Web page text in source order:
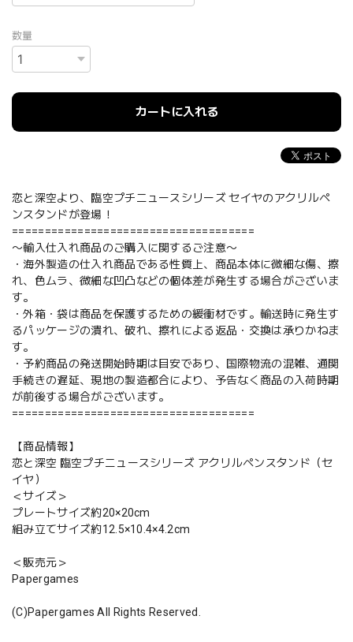
数量
カートに入れる
恋と深空より、臨空プチニュースシリーズ セイヤのアクリルペ
ンスタンドが登場！
=====================================
〜輸入仕入れ商品のご購入に関するご注意〜
・海外製造の仕入れ商品である性質上、商品本体に微細な傷、擦
れ、色ムラ、微細な凹凸などの個体差が発生する場合がございま
す。
・外箱・袋は商品を保護するための緩衝材です。輸送時に発生す
るパッケージの潰れ、破れ、擦れによる返品・交換は承りかねま
す。
・予約商品の発送開始時期は目安であり、国際物流の混雑、通関
手続きの遅延、現地の製造都合により、予告なく商品の入荷時期
が前後する場合がございます。
=====================================
【商品情報】
恋と深空 臨空プチニュースシリーズ アクリルペンスタンド（セ
イヤ）
＜サイズ＞
プレートサイズ約20×20cm
組み立てサイズ約12.5×10.4×4.2cm
＜販売元＞
Papergames
(C)Papergames All Rights Reserved.